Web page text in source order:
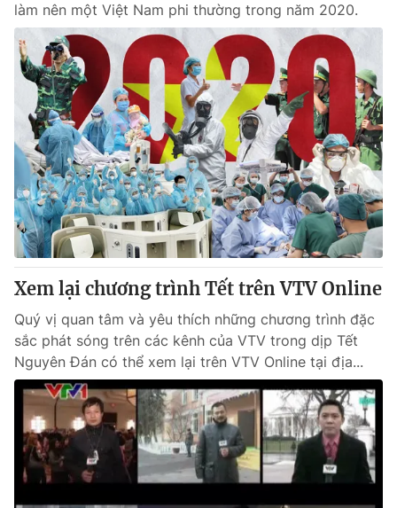
làm nên một Việt Nam phi thường trong năm 2020.
Xem lại chương trình Tết trên VTV Online
Quý vị quan tâm và yêu thích những chương trình đặc
sắc phát sóng trên các kênh của VTV trong dịp Tết
Nguyên Đán có thể xem lại trên VTV Online tại địa...